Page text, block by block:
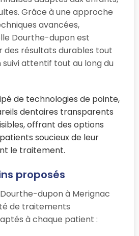
Grâce à une approche
avancées,
Dourthe-dupon est
des résultats durables tout
attentif tout au long du
de technologies de pointe,
dentaires transparents
offrant des options
soucieux de leur
le traitement.
proposés
dupon à Merignac
de traitements
à chaque patient :